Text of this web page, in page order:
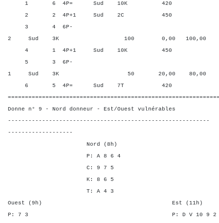
1 6 4P= Sud 10K 420
2 2 4P+1 Sud 2C 450
3 4 6P-
2 Sud 3K 100 0,00 100,00
4 1 4P+1 Sud 10K 450
5 3 6P-
1 Sud 3K 50 20,00 80,00
6 5 4P= Sud 7T 420
Donne n° 9 - Nord donneur - Est/Ouest vulnérables
-----------------------------------------------------------
-------------------
Nord (8h)
P: A 8 6 4
C: 9 7 5
K: 8 6 5
T: A 4 3
Ouest (9h) Est (11h)
P: 7 3 P: D V 10